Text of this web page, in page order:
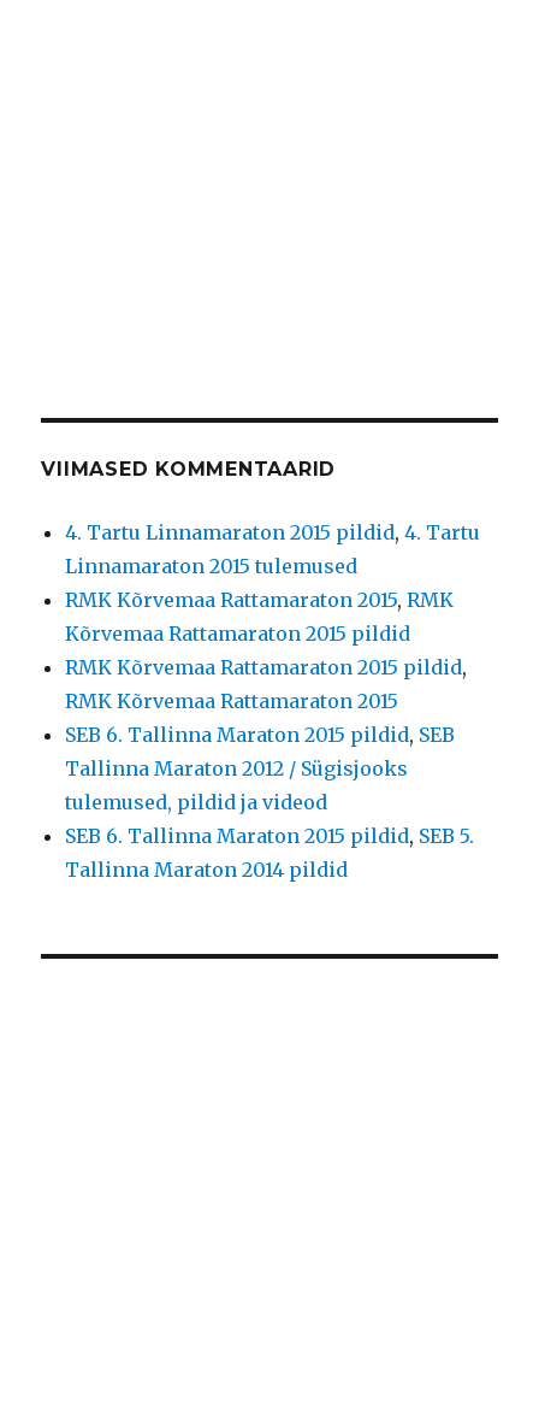
VIIMASED KOMMENTAARID
4. Tartu Linnamaraton 2015 pildid,4. Tartu
Linnamaraton 2015 tulemused
RMK Kõrvemaa Rattamaraton 2015,RMK
Kõrvemaa Rattamaraton 2015 pildid
RMK Kõrvemaa Rattamaraton 2015 pildid,
RMK Kõrvemaa Rattamaraton 2015
SEB 6. Tallinna Maraton 2015 pildid, SEB
Tallinna Maraton 2012 / Sügisjooks
tulemused, pildid ja videod
SEB 6. Tallinna Maraton 2015 pildid, SEB 5.
Tallinna Maraton 2014 pildid